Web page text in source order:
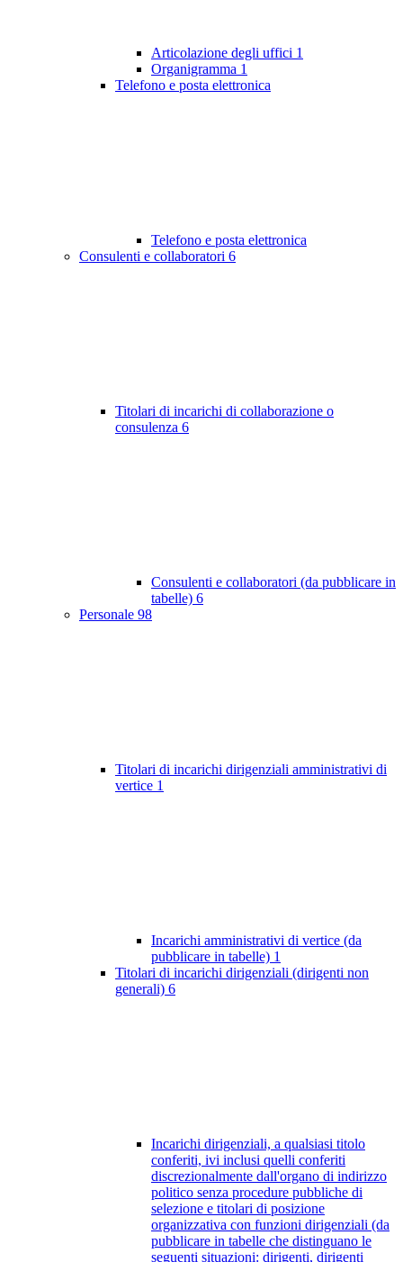
Articolazione degli uffici 1
Organigramma 1
Telefono e posta elettronica
Telefono e posta elettronica
Consulenti e collaboratori 6
Titolari di incarichi di collaborazione o
consulenza 6
Consulenti e collaboratori (da pubblicare in
tabelle) 6
Personale 98
Titolari di incarichi dirigenziali amministrativi di
vertice 1
Incarichi amministrativi di vertice (da
pubblicare in tabelle) 1
Titolari di incarichi dirigenziali (dirigenti non
generali) 6
Incarichi dirigenziali, a qualsiasi titolo
conferiti, ivi inclusi quelli conferiti
discrezionalmente dall'organo di indirizzo
politico senza procedure pubbliche di
selezione e titolari di posizione
organizzativa con funzioni dirigenziali (da
pubblicare in tabelle che distinguano le
seguenti situazioni: dirigenti, dirigenti